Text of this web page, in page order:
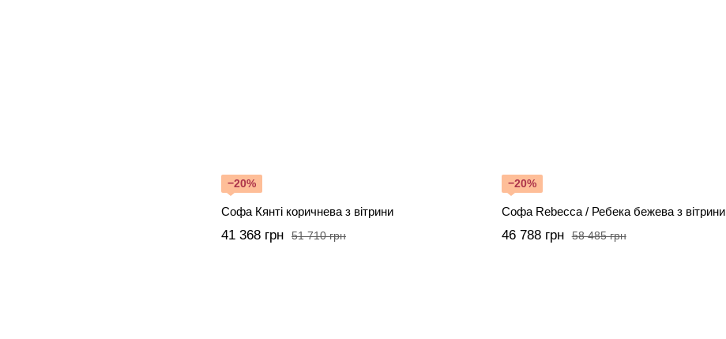
−20%
Софа Кянті коричнева з вітрини
51 710 грн
41 368 грн
−20%
Софа Rebecca / Ребека бежева з вітрини
58 485 грн
46 788 грн